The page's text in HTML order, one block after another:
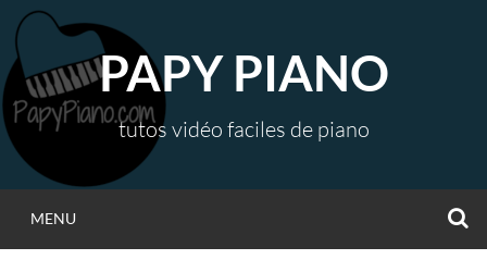
Aller
au
contenu
PAPY PIANO
tutos vidéo faciles de piano
MENU